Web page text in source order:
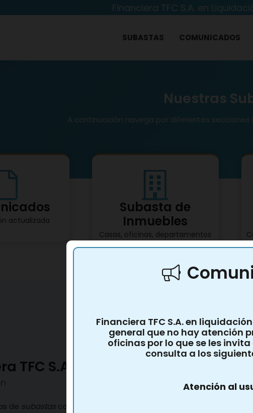
Financiera TFC S.A. en
SUBASTAS COMUNICADOS
Nuestras
A continuación navega por diferentes
actualizada
Subasta de
Inmuebles
Casas, oficinas, departamentos
TFC S.A.
de subastas contiene vehiculos entre camiones, buses,
Financiera TFC S.A. en
general que no hay atención
oficinas por lo que se les
consulta a los
Atención al